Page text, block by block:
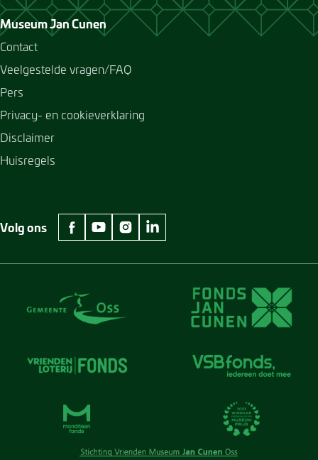
Museum Jan Cunen
Contact
Veelgestelde vragen/FAQ
Pers
Privacy- en cookieverklaring
Disclaimer
Huisregels
Volg ons
facebook Museum Jan Cunen
youtube Museum Jan Cunen
instagram Museum Jan Cunen
linkedin Museum Jan Cunen